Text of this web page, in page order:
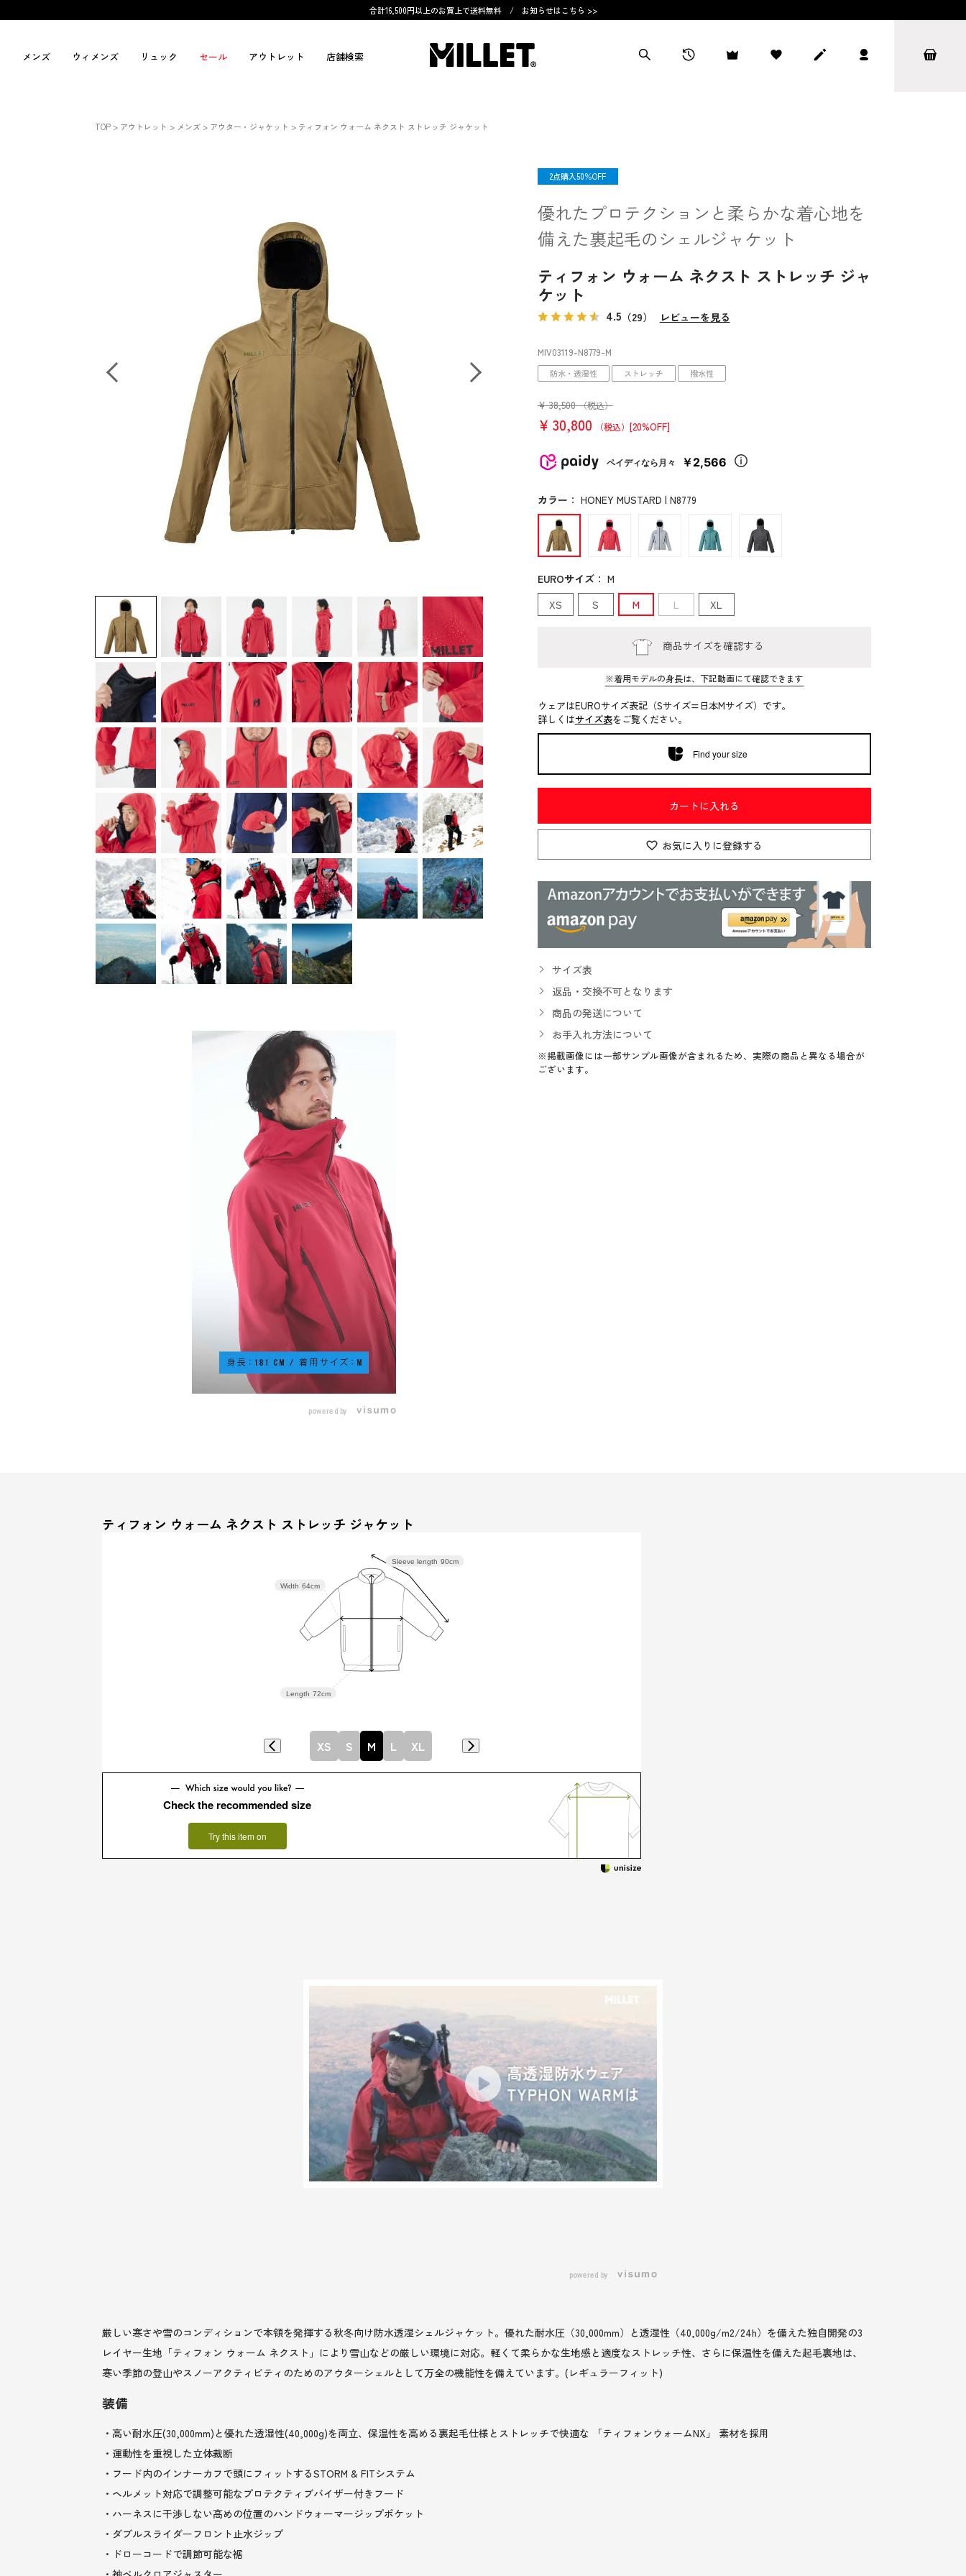
合計16,500円以上のお買上で送料無料 / お知らせはこちら >>
メンズ ウィメンズ リュック セール アウトレット 店舗検索
TOP アウトレット メンズ アウター・ジャケット ティフォン ウォーム ネクスト ストレッチ ジャケット
powered by
優れたプロテクションと柔らかな着心地を
備えた裏起毛のシェルジャケット
ティフォン ウォーム ネクスト ストレッチ ジャ
ケット
4.5 （29） レビューを見る
MIV03119-N8779-M
OUTLET
防水・透湿性 ストレッチ 撥水性
2点購入50％OFF
¥ 38,500 （税込）
¥ 30,800 （税込） [20%OFF]
ペイディなら月々 ￥2,566
カラー ： HONEY MUSTARD | N8779
EUROサイズ： M
XS
S M L XL
商品サイズを確認する
※着用モデルの身長は、下記動画にて確認できます
ウェアはEUROサイズ表記（Sサイズ=日本Mサイズ）です。
詳しくはサイズ表をご覧ください。
Find your size
カートに入れる
お気に入りに登録する
サイズ表
返品・交換不可となります
商品の発送について
お手入れ方法について
※掲載画像には一部サンプル画像が含まれるため、実際の商品と異なる場合が
ございます。
ティフォン ウォーム ネクスト ストレッチ ジャケット
Sleeve length 90cm
Length 72cm
Width 64cm
XS S M L XL
Check the recommended size
Try this item on
powered by
厳しい寒さや雪のコンディションで本領を発揮する秋冬向け防水透湿シェルジャケット。優れた耐水圧（30,000mm）と透湿性（40,000g/m2/24h）を備えた独自開発の3
レイヤー生地「ティフォン ウォーム ネクスト」により雪山などの厳しい環境に対応。軽くて柔らかな生地感と適度なストレッチ性、さらに保温性を備えた起毛裏地は、
寒い季節の登山やスノーアクティビティのためのアウターシェルとして万全の機能性を備えています。(レギュラーフィット)
装備
・高い耐水圧(30,000mm)と優れた透湿性(40,000g)を両立、保温性を高める裏起毛仕様とストレッチで快適な 「ティフォンウォームNX」 素材を採用
・運動性を重視した立体裁断
・フード内のインナーカフで頭にフィットするSTORM & FITシステム
・ヘルメット対応で調整可能なプロテクティブバイザー付きフード
・ハーネスに干渉しない高めの位置のハンドウォーマージップポケット
・ダブルスライダーフロント止水ジップ
・ドローコードで調節可能な裾